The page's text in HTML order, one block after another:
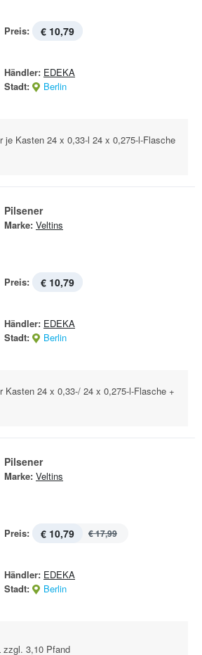
Preis: € 10,79
Händler: EDEKA
Stadt:
Berlin
je Kasten 24 x 0,33-l 24 x 0,275-l-Flasche
Pilsener
Marke: Veltins
Preis: € 10,79
Händler: EDEKA
Stadt:
Berlin
Kasten 24 x 0,33-/ 24 x 0,275-l-Flasche +
Pilsener
Marke: Veltins
Preis: € 10,79 € 17,99
Händler: EDEKA
Stadt:
Berlin
zzgl. 3,10 Pfand